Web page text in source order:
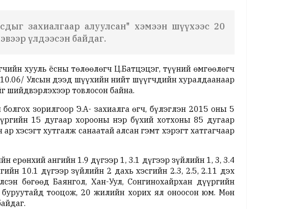
захиалгаар алуулсан" хэмээн шүүхээс 20
үлдээсэн байдаг.
хууль ёсны төлөөлөгч Ц.Батцэцэг, түүний өмгөөлөгч
Улсын дээд шүүхийн нийт шүүгчдийн хуралдаанаар
шийдвэрлэхээр товлосон байна.
зорилгоор Э.А- захиалга өгч, бүлэглэн 2015 оны 5
15 дугаар хорооны нэр бүхий хотхоны 85 дугаар
хэсэгт хутгалж санаатай алсан гэмт хэрэгт хатгагчаар
ерөнхий ангийн 1.9 дүгээр 1, 3.1 дүгээр зүйлийн 1, 3, 3.4
10.1 дүгээр зүйлийн 2 дахь хэсгийн 2.3, 2.5, 2.11 дэх
бөгөөд Баянгол, Хан-Уул, Сонгинохайрхан дүүргийн
тооцож, 20 жилийн хорих ял оноосон юм. Мөн